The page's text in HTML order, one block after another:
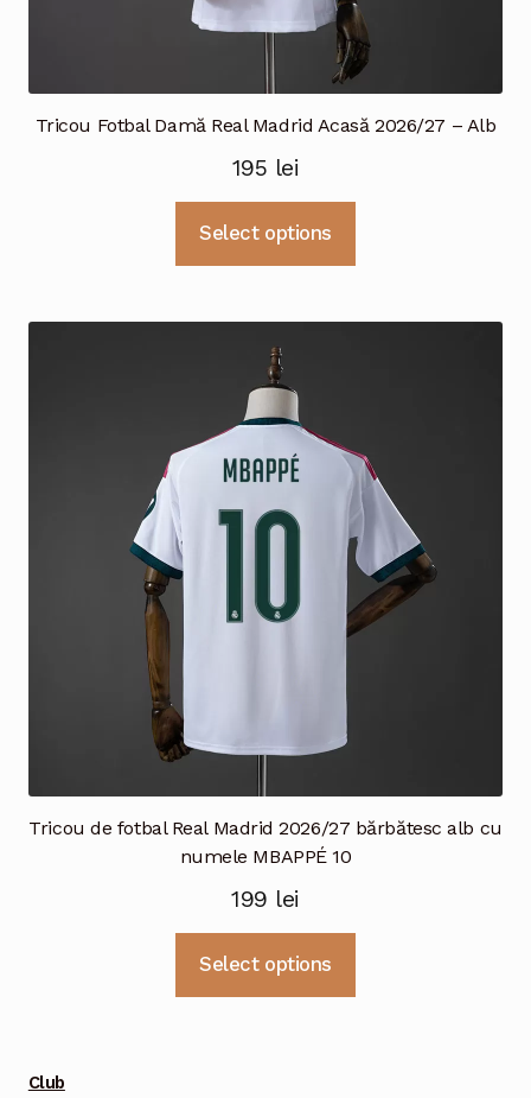
Tricou Fotbal Damă Real Madrid Acasă 2026/27 – Alb
195 lei
Select options
fi
alese
în
pagina
produsului.
Tricou de fotbal Real Madrid 2026/27 bărbătesc alb cu
numele MBAPPÉ 10
199 lei
Select options
Club